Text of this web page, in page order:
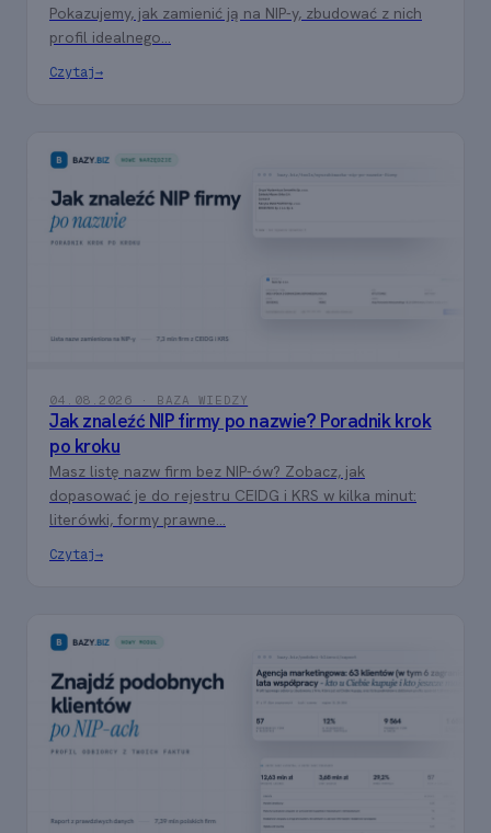
Pokazujemy, jak zamienić ją na NIP-y, zbudować z nich
profil idealnego...
Czytaj→
04.08.2026 · BAZA WIEDZY
Jak znaleźć NIP firmy po nazwie? Poradnik krok
po kroku
Masz listę nazw firm bez NIP-ów? Zobacz, jak
dopasować je do rejestru CEIDG i KRS w kilka minut:
literówki, formy prawne...
Czytaj→